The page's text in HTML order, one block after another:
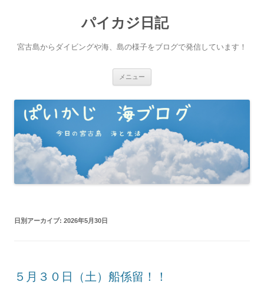
パイカジ日記
宮古島からダイビングや海、島の様子をブログで発信しています！
メニュー
ツ
へ
ス
キ
ッ
プ
日別アーカイブ: 2026年5月30日
５月３０日（土）船係留！！